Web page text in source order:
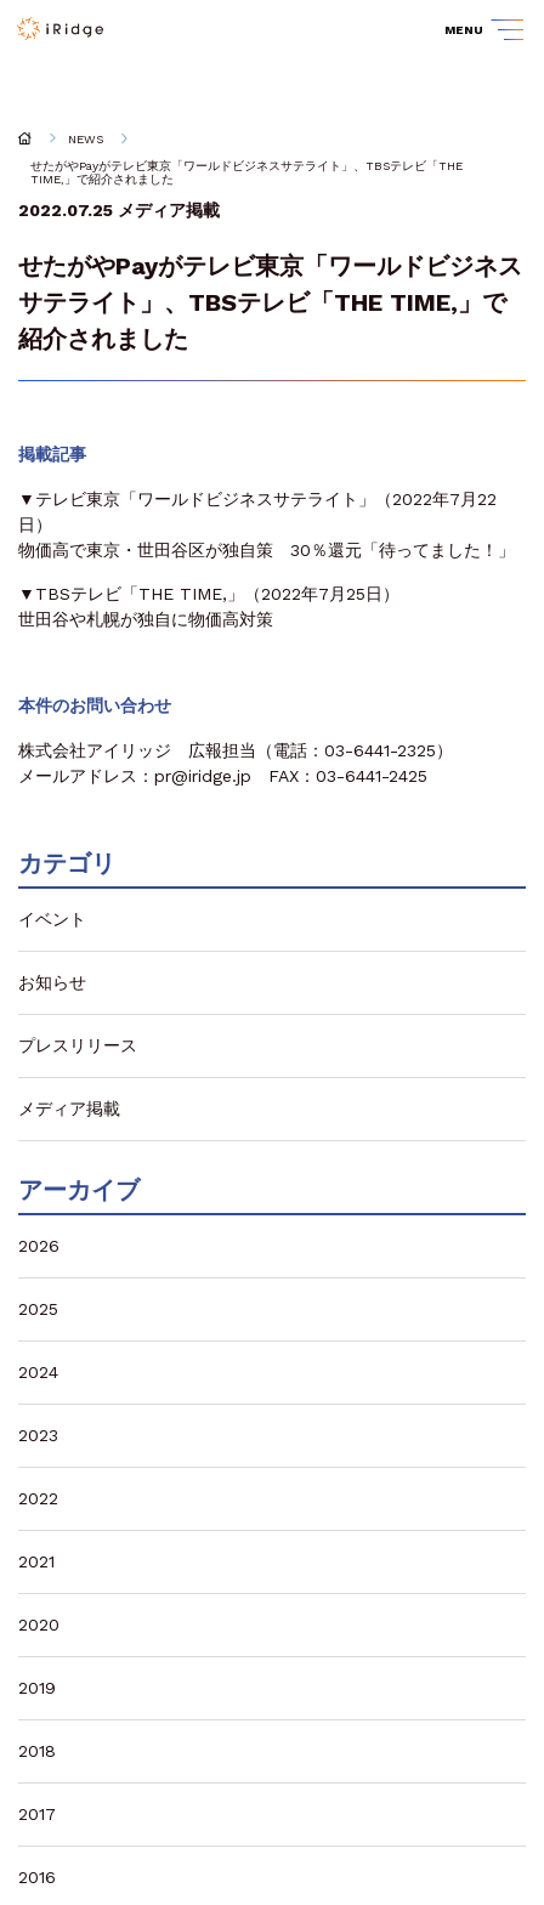
MENU
NEWS
せたがやPayがテレビ東京「ワールドビジネスサテライト」、TBSテレビ「THE
TIME,」で紹介されました
2022.07.25 メディア掲載
せたがやPayがテレビ東京「ワールドビジネス
サテライト」、TBSテレビ「THE TIME,」で
紹介されました
掲載記事
▼テレビ東京「ワールドビジネスサテライト」（2022年7月22
日）
物価高で東京・世田谷区が独自策 30％還元「待ってました！」
▼TBSテレビ「THE TIME,」（2022年7月25日）
世田谷や札幌が独自に物価高対策
本件のお問い合わせ
株式会社アイリッジ 広報担当（電話：03-6441-2325）
メールアドレス：pr@iridge.jp FAX：03-6441-2425
カテゴリ
イベント
お知らせ
プレスリリース
メディア掲載
アーカイブ
2026
2025
2024
2023
2022
2021
2020
2019
2018
2017
2016